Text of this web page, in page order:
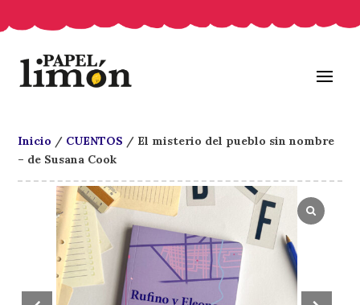
Inicio / CUENTOS / El misterio del pueblo sin nombre
– de Susana Cook